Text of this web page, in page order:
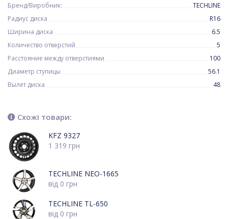
Схожі товари:
KFZ 9327
1 319 грн
TECHLINE NEO-1665
від 0 грн
TECHLINE TL-650
від 0 грн
Бренд/Виробник:
TECHLINE
Радиус диска
R16
Ширина диска
6.5
Количество отверстий
5
Расстояние между отверстиями
100
Диаметр ступицы
56.1
Вылет диска
48